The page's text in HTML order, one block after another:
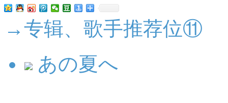
→专辑、歌手推荐位⑪
あの夏へ